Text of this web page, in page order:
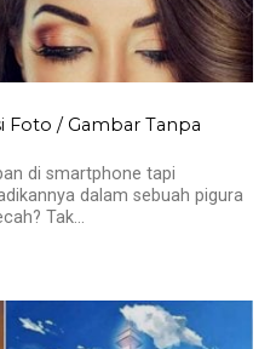
Foto / Gambar Tanpa
di smartphone tapi
dalam sebuah pigura
Tak...